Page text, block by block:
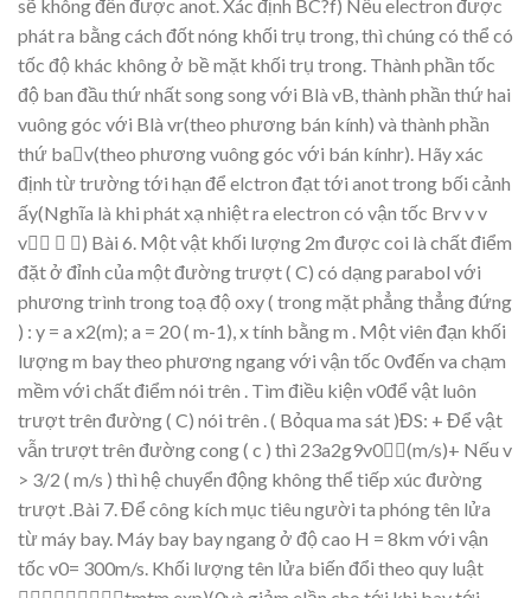
sẽ không đến được anot. Xác định BC?f) Nếu electron được
phát ra bằngcách đốt nóng khối trụ trong, thìchúng có thể có
tốc độ khác khôngở bề mặt khối trụ trong. Thành phần tốc
độ ban đầu thứnhấtsongsongvới Blà vB,thành phần thứhai
vuônggóc với Blà vr(theo phương bán kính) và thành phần
thứ bav(theo phươngvuônggóc với bán kínhr). Hãyxác
định từtrườngtới hạn để elctron đạttới anottrong bối cảnh
ấy(Nghĩa là khi phátxạ nhiệtra electron có vận tốc Brvvv
v  ) Bài 6. Một vật khối lượng 2m được coi là chất điểm
đặtở đỉnh của mộtđường trượt( C) có dạng parabol với
phương trình trong toạ độoxy ( trong mặt phẳng thẳng đứng
) : y = a x2(m); a = 20( m-1),xtính bằngm . Mộtviên đạn khối
lượngm baytheo phươngngangvới vận tốc 0vđến va chạm
mềm với chất điểm nói trên . Tìm điều kiện v0để vật luôn
trượt trên đường ( C) nói trên . ( Bỏqua ma sát )ĐS: + Để vật
vẫn trượt trên đường cong ( c ) thì 23a2g9v0(m/s)+ Nếu v
> 3/2 ( m/s ) thì hệ chuyển động không thể tiếp xúc đường
trượt .Bài 7.Để công kích mục tiêu người ta phóngtên lửa
từmáy bay. Máy bay bayngangở độcao H = 8km với vận
tốc v0= 300m/s. Khối lượngtên lửa biến đổi theo quy luật